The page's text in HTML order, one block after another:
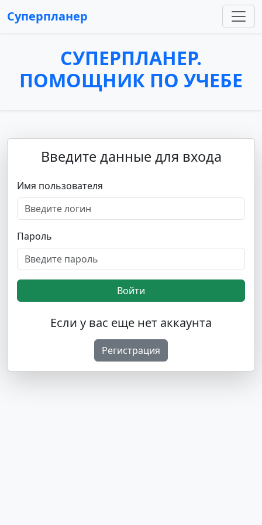
Суперпланер
СУПЕРПЛАНЕР.
ПОМОЩНИК ПО УЧЕБЕ
Введите данные для входа
Имя пользователя
Пароль
Войти
Если у вас еще нет аккаунта
Регистрация